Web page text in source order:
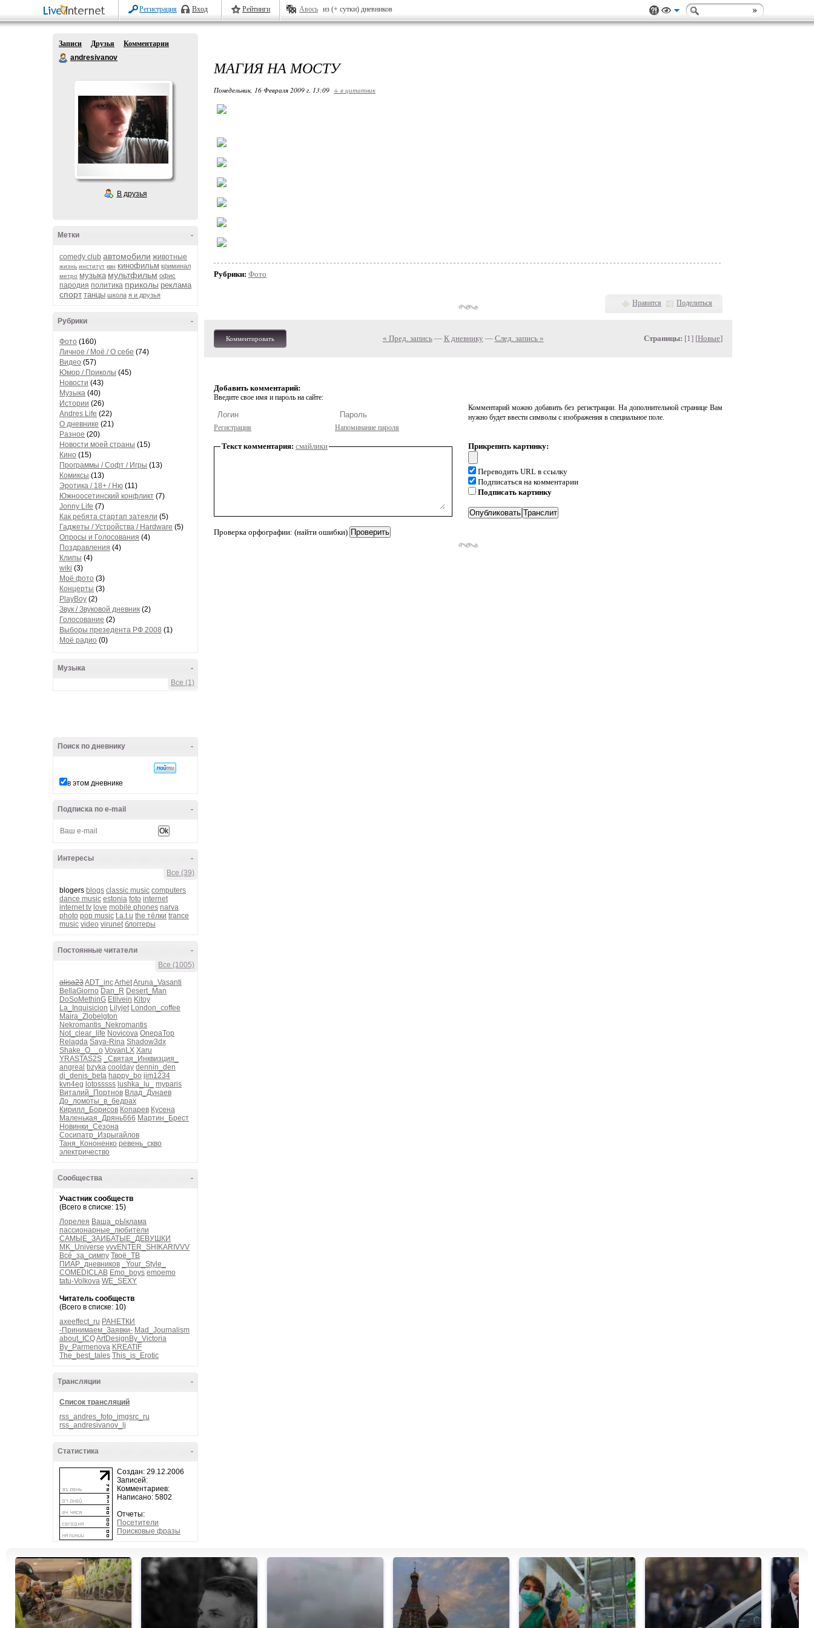
Регистрация Вход Рейтинги Авось из (+ сутки) дневников
Записи Друзья
Комментарии
andresivanov
В друзья
-
Метки
comedy club автомобили животные
жизнь институт квн кинофильм криминал
метро музыка мультфильм офис
пародия политика приколы реклама
спорт танцы школа я и друзья
-
Рубрики
Фото (160)
Личное / Моё / О себе (74)
Видео (57)
Юмор / Приколы (45)
Новости (43)
Музыка (40)
Истории (26)
Andres Life (22)
О дневнике (21)
Разное (20)
Новости моей страны (15)
Кино (15)
Программы / Софт / Игры (13)
Комиксы (13)
Эротика / 18+ / Ню (11)
Южноосетинский конфликт (7)
Jonny Life (7)
Как ребята стартап затеяли (5)
Гаджеты / Устройства / Hardware (5)
Опросы и Голосования (4)
Поздравления (4)
Клипы (4)
wiki (3)
Моё фото (3)
Концерты (3)
PlayBoy (2)
Звук / Звуковой дневник (2)
Голосование (2)
Выборы презедента РФ 2008 (1)
Моё радио (0)
-
Музыка
Все (1)
-
Поиск по дневнику
в этом дневнике
-
Подписка по e-mail
-
Интересы
Все (39)
blogers blogs classic music computers
dance music estonia foto internet
internet tv love mobile phones narva
photo pop music t.a.t.u the тёлки trance
music video virunet блоггеры
-
Постоянные читатели
Все (1005)
alisa23ADT_incArhetAruna_Vasanti
BellaGiorno Dan_R Desert_Man
DoSoMethinG Etilvein Kitoy
La_Inquisicion Lilyjet London_coffee
Maira_Zlobelgton
Nekromantis_Nekromantis
Not_clear_life Novicova OnepaTop
Relagda Saya-Rina Shadow3dx
Shake_O__o VovanLX Xaru
YRASTAS2S
_Святая_Инквизция_
angreal bzyka coolday dennin_den
dj_denis_beta happy_bo jim1234
kvn4eg lotosssss lushka_lu_
myparis
Виталий_Портнов Влад_Дунаев
До_ломоты_в_бедрах
Кирилл_Борисов Копарев Кусена
Маленькая_Дрянь666 Мартин_Брест
Новинки_Сезона
Сосипатр_Изрыгайлов
Таня_Кононенко ревень_скво
электричество
-
Сообщества
Участник сообществ
(Всего в списке: 15)
Лорелея Ваша_рЫклама
пассионарные_любители
САМЫЕ_ЗАИБАТЫЕ_ДЕВУШКИ
MK_Universe vvvENTER_SHIKARIVVV
Всё_за_симпу Твоё_ТВ
ПИАР_дневников
_Your_Style_
COMEDICLAB Emo_boys emoemo
tatu-Volkova WE_SEXY
Читатель сообществ
(Всего в списке: 10)
axeeffect_ru РАНЕТКИ
-Принимаем_Заявки- Mad_Journalism
about_ICQArtDesignBy_Victoria
By_Parmenova KREATIF
The_best_tales This_is_Erotic
-
Трансляции
Список трансляций
rss_andres_foto_imgsrc_ru
rss_andresivanov_lj
-
Статистика
Создан: 29.12.2006
Записей:
Комментариев:
Написано: 5802
Отчеты:
Посетители
Поисковые фразы
МАГИЯ НА МОСТУ
Понедельник, 16 Февраля 2009 г. 13:09 + в цитатник
Рубрики: Фото
Нравится Поделиться
Комментировать « Пред. запись— К дневнику — След. запись » Страницы: [1] [Новые]
Добавить комментарий:
Введите свое имя и пароль на сайте:
Регистрация Напоминание пароля
Комментарий можно добавить без регистрации. На дополнительной странице Вам
нужно будет ввести символы с изображения в специальное поле.
Текст комментария: смайлики
Проверка орфографии: (найти ошибки)
Прикрепить картинку:
Переводить URL в ссылку
Подписаться на комментарии
Подписать картинку